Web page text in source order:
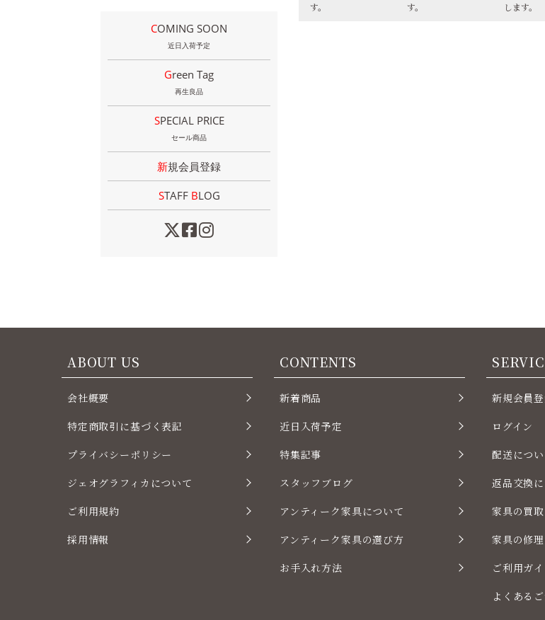
す。
す。
します。
COMING SOON
近日入荷予定
Green Tag
再生良品
SPECIAL PRICE
セール商品
新規会員登録
STAFF BLOG
ABOUT US
会社概要
特定商取引に基づく表記
プライバシーポリシー
ジェオグラフィカについて
ご利用規約
採用情報
CONTENTS
新着商品
近日入荷予定
特集記事
スタッフブログ
アンティーク家具について
アンティーク家具の選び方
お手入れ方法
新規会員
ログイン
配送につ
返品交換
家具の買
家具の修
ご利用ガ
よくある